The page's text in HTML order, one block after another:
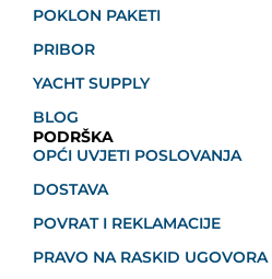
POKLON PAKETI
PRIBOR
YACHT SUPPLY
BLOG
PODRŠKA
OPĆI UVJETI POSLOVANJA
DOSTAVA
POVRAT I REKLAMACIJE
PRAVO NA RASKID UGOVORA